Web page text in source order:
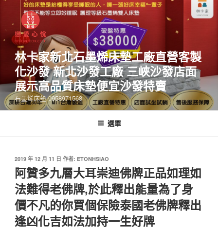
林卡家新北石墨烯床墊工廠直營客製
化沙發 新北沙發工廠 三峽沙發店面
展示高品質床墊便宜沙發特賣
石墨烯床墊 0958971568
選單
2019 年 12 月 11 日 作者: ETONHSIAO
阿贊多九層大耳崇迪佛牌正品如理如
法難得老佛牌,於此釋出能量為了身
價不凡的你買個保險泰國老佛牌釋出
逢凶化吉如法加持一生好牌